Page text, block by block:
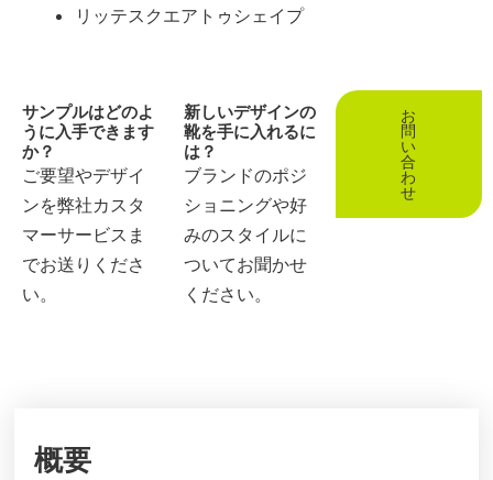
リッテスクエアトゥシェイプ
サンプルはどのよ
うに入手できます
か？
ご要望やデザイ
ンを弊社カスタ
マーサービスま
でお送りくださ
い。
新しいデザインの
靴を手に入れるに
は？
ブランドのポジ
ショニングや好
みのスタイルに
ついてお聞かせ
ください。
お
問
い
合
わ
せ
概要